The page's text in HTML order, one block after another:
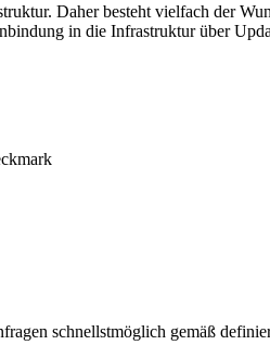
Daher besteht vielfach der
in die Infrastruktur über
schnellstmöglich gemäß